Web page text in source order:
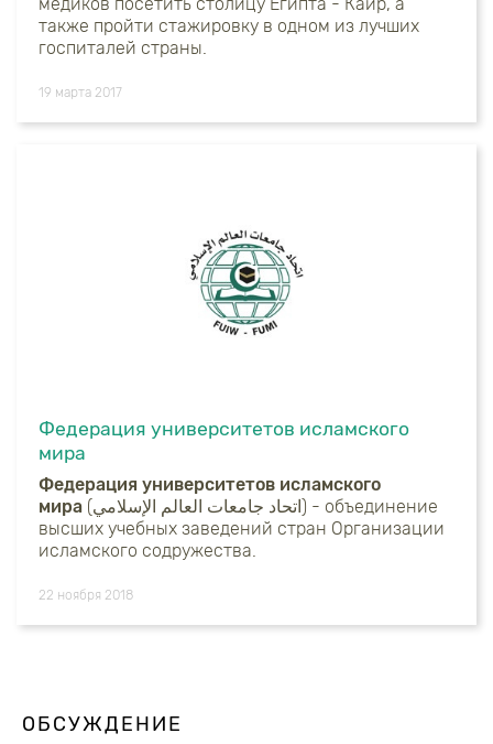
также пройти стажировку в одном из лучших
госпиталей страны.
19 марта 2017
Федерация университетов исламского
мира
Федерация университетов исламского
мира (اتحاد جامعات العالم الإسلامي‎) - объединение
высших учебных заведений стран Организации
исламского содружества.
22 ноября 2018
ОБСУЖДЕНИЕ